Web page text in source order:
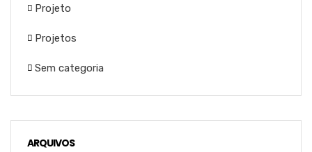
Projeto
Projetos
Sem categoria
ARQUIVOS